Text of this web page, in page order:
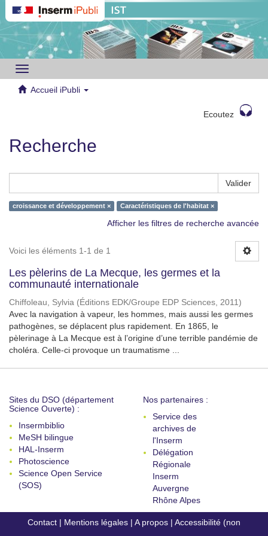
Toggle
navigation
Accueil iPubli
Ecoutez
Recherche
Valider
croissance et développement × Caractéristiques de l'habitat ×
Afficher les filtres de recherche avancée
Voici les éléments 1-1 de 1
Les pèlerins de La Mecque, les germes et la
communauté internationale
Chiffoleau, Sylvia (Éditions EDK/Groupe EDP Sciences, 2011)
Avec la navigation à vapeur, les hommes, mais aussi les germes
pathogènes, se déplacent plus rapidement. En 1865, le
pèlerinage à La Mecque est à l’origine d’une terrible pandémie de
choléra. Celle-ci provoque un traumatisme ...
Sites du DSO (département
Science Ouverte) :
Insermbiblio
MeSH bilingue
HAL-Inserm
Photoscience
Science Open Service
(SOS)
Nos partenaires :
Service des
archives de
l'Inserm
Délégation
Régionale
Inserm
Auvergne
Rhône Alpes
Contact | Mentions légales | A propos | Accessibilité (non